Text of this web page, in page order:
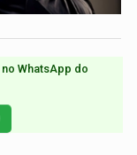
WhatsApp do